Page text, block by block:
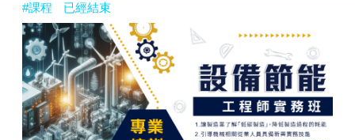
#課程 已經結束